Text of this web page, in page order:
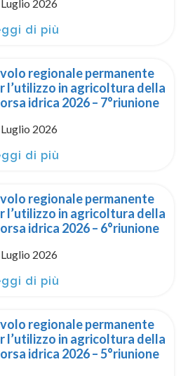
2026
di più
regionale permanente
l’utilizzo in agricoltura della
idrica 2026 – 7°riunione
2026
di più
regionale permanente
l’utilizzo in agricoltura della
idrica 2026 – 6°riunione
2026
di più
regionale permanente
l’utilizzo in agricoltura della
idrica 2026 – 5°riunione